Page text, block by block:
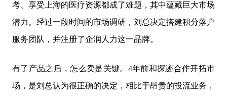
考、享受上海的医疗资源都成了难题，其中蕴藏巨大市场
潜力。经过一段时间的市场调研，刘总决定搭建积分落户
服务团队，并注册了企润人力这一品牌。
有了产品之后，怎么卖是关键。4年前和探迹合作开拓市
场，是刘总认为很正确的决定，相比于昂贵的投流业务，